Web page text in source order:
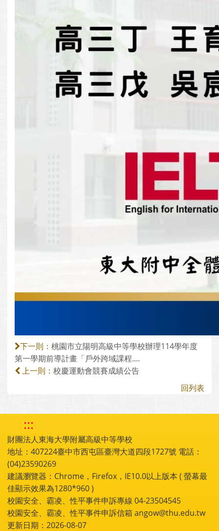
下一則： 桃園市立陽明高級中等學校辦理114學年度
第一學期前導計畫「戶外跨域課程....
上一則： 校慶運動會競賽成績公告
回列表
:::
財團法人東海大學附屬高級中等學校
地址：407224臺中市西屯區臺灣大道四段1727號 電話：
(04)23590269
建議瀏覽器：Chrome，Firefox，IE10.0以上版本 ( 螢幕最
佳顯示效果為1280*960 )
校園安全、霸凌、性平事件申訴專線 04-23504545
校園安全、霸凌、性平事件申訴信箱 angow@thu.edu.tw
更新日期：2026-08-07